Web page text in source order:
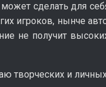
сделать для
игроков, нынче
не получит
творческих и